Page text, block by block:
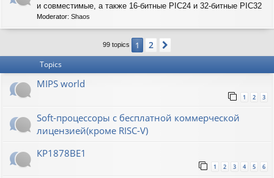
e
и совместимые, а также 16-битные PIC24 и 32-битные PIC32
Moderator: Shaos
99 topics 1 2
Topics
MIPS world
1 2 3
Soft-процессоры с бесплатной коммерческой
лицензией(кроме RISC-V)
КР1878ВЕ1
1 2 3 4 5 6